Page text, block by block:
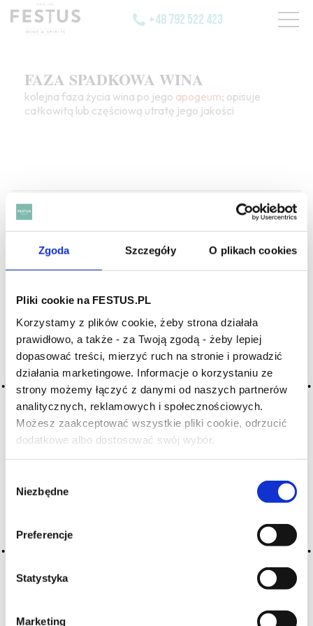
Zgoda Szczegóły O plikach cookies
Pliki cookie na FESTUS.PL
Korzystamy z plików cookie, żeby strona działała
prawidłowo, a także - za Twoją zgodą - żeby lepiej
dopasować treści, mierzyć ruch na stronie i prowadzić
działania marketingowe. Informacje o korzystaniu ze
strony możemy łączyć z danymi od naszych partnerów
analitycznych, reklamowych i społecznościowych.
Możesz zaakceptować wszystkie pliki cookie, odrzucić
dodatkowe albo dostosować swój wybór.
zgody
Niezbędne
Preferencje
Statystyka
Marketing
Czy masz ukończone 18 lat?
+48 792 522 423
FAZA SPADKOWA WINA
kolejna faza życia wina po jego apogeum; opisuje
całkowitą lub częściową utratę jego jakości
SZUKAJ W SŁOWNIKU
HASŁA ALFABETYCZNIE:
A B C-Ć D E F G
H I J K L-Ł M N
O-Ó P Q R S-Ś T
U V W X-Y
Z-Ź-Ż
Cały czas pracujemy nad wprowadzaniem do
słownika nowych haseł. Jeśli jakis termin stwarza
-proszę nas o tym poinformować